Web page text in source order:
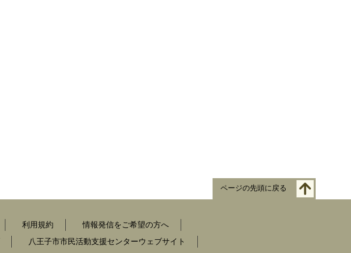
ページの先頭に戻る
利用規約
情報発信をご希望の方へ
八王子市市民活動支援センターウェブサイト